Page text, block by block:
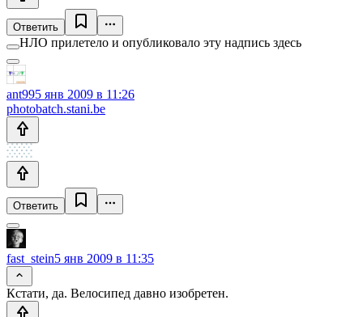
Ответить
НЛО прилетело и опубликовало эту надпись здесь
ant995 янв 2009 в 11:26
photobatch.stani.be
Ответить
fast_stein5 янв 2009 в 11:35
Кстати, да. Велосипед давно изобретен.